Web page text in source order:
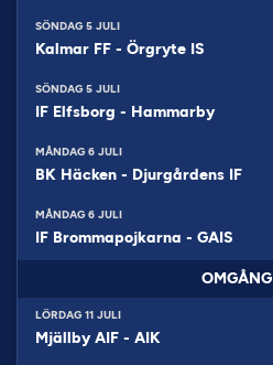
SÖNDAG 5 JULI
Kalmar FF - Örgryte IS
SÖNDAG 5 JULI
IF Elfsborg - Hammarby
MÅNDAG 6 JULI
BK Häcken - Djurgårdens IF
MÅNDAG 6 JULI
IF Brommapojkarna - GAIS
OMGÅNG
LÖRDAG 11 JULI
Mjällby AIF - AIK